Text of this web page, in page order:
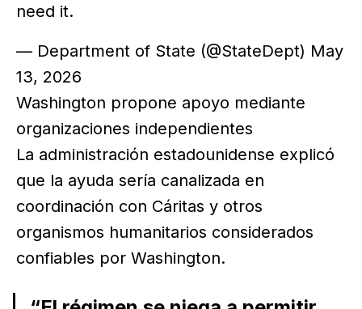
need it.
— Department of State (@StateDept) May
13, 2026
Washington propone apoyo mediante
organizaciones independientes
La administración estadounidense explicó
que la ayuda sería canalizada en
coordinación con Cáritas y otros
organismos humanitarios considerados
confiables por Washington.